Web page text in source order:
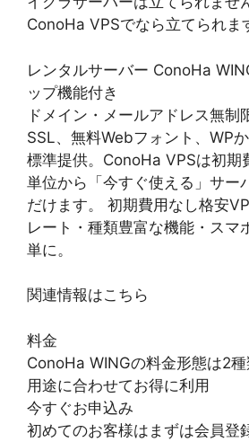
ConoHa VPSでなら立てられま
レンタルサーバー ConoHa
ップ機能付き
ドメイン・メールアドレス無制
SSL、無料Webフォント、WP
標準提供。ConoHa VPSは初期
単位から「今すぐ使える」サー
だけます。 初期費用なし格安
レート・種類豊富な機能・スマ
単に。
関連情報はこちら
料金
ConoHa WINGの料金形態は2
用途に合わせてお得に利用
今すぐお申込み
初めてのお客様はまずは会員登